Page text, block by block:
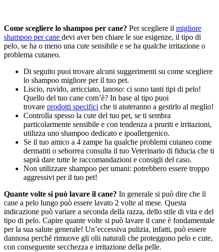
Come scegliere lo shampoo per cane? Per scegliere il migliore
shampoo per cane devi aver ben chiare le sue esigenze, il tipo di
pelo, se ha o meno una cute sensibile e se ha qualche irritazione o
problema cutaneo.
Di seguito puoi trovare alcuni suggerimenti su come scegliere
lo shampoo migliore per il tuo pet.
Liscio, ruvido, arricciato, lanoso: ci sono tanti tipi di pelo!
Quello del tuo cane com’è? In base al tipo puoi
trovare prodotti specifici che ti aiuteranno a gestirlo al meglio!
Controlla spesso la cute del tuo pet, se ti sembra
particolarmente sensibile e con tendenza a pruriti e irritazioni,
utilizza uno shampoo dedicato e ipoallergenico.
Se il tuo amico a 4 zampe ha qualche problemi cutaneo come
dermatiti o seborrea consulta il tuo Veterinario di fiducia che ti
saprà dare tutte le raccomandazioni e consigli del caso.
Non utilizzare shampoo per umani: potrebbero essere troppo
aggressivi per il tuo pet!
Quante volte si può lavare il cane? In generale si può dire che il
cane a pelo lungo può essere lavato 2 volte al mese. Questa
indicazione può variare a seconda della razza, dello stile di vita e del
tipo di pelo. Capire quante volte si può lavare il cane è fondamentale
per la sua salute generale! Un’eccessiva pulizia, infatti, può essere
dannosa perché rimuove gli olii naturali che proteggono pelo e cute,
con conseguente secchezza e irritazione della pelle.